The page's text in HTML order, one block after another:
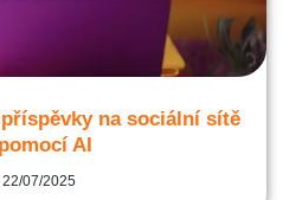
na sociální sítě
AI
22/07/2025